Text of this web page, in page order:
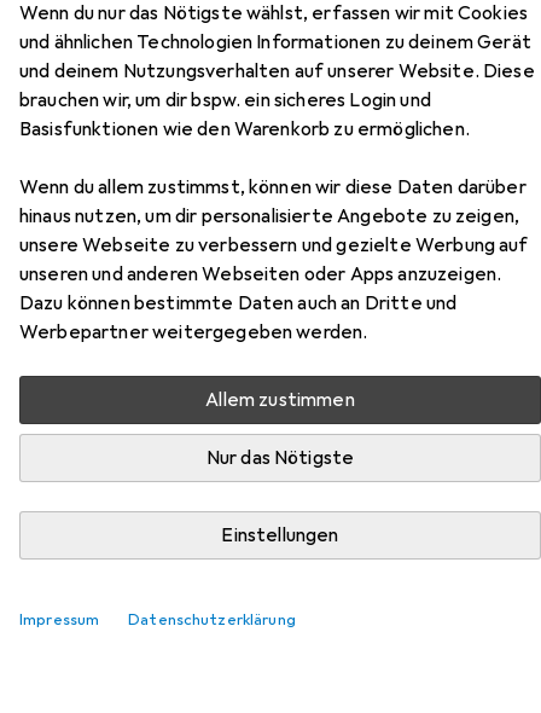
Wenn du nur das Nötigste wählst, erfassen wir mit Cookies
und ähnlichen Technologien Informationen zu deinem Gerät
und deinem Nutzungsverhalten auf unserer Website. Diese
brauchen wir, um dir bspw. ein sicheres Login und
Basisfunktionen wie den Warenkorb zu ermöglichen.
Wenn du allem zustimmst, können wir diese Daten darüber
hinaus nutzen, um dir personalisierte Angebote zu zeigen,
unsere Webseite zu verbessern und gezielte Werbung auf
unseren und anderen Webseiten oder Apps anzuzeigen.
Dazu können bestimmte Daten auch an Dritte und
Werbepartner weitergegeben werden.
Allem zustimmen
Nur das Nötigste
Einstellungen
Impressum Datenschutzerklärung
EUR
94,95
Esprit Teppich Kalahari
Zubehör für Esprit Teppich
Kalahari
Hier findest du passendes Zubehör zum Produkt Esprit
Teppich Kalahari aus den Kategorien Nassreiniger
Zubehör, Reinigungsmittel und Waschmittel +
Nassreiniger Zubehör Reinigungsmittel
Relevanz